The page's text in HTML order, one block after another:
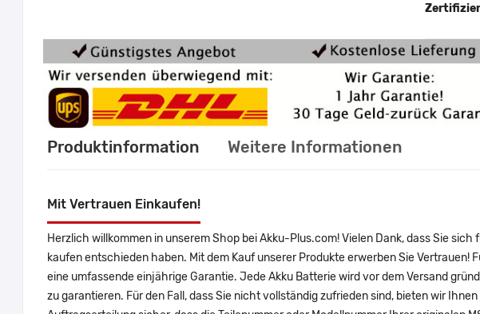
Produktinformation Weitere Informationen
Mit Vertrauen Einkaufen!
Herzlich willkommen in unserem Shop bei Akku-Plus.com! Vielen Dank, dass Sie
kaufen entschieden haben. Mit dem Kauf unserer Produkte erwerben Sie Vertrauen!
eine umfassende einjährige Garantie. Jede Akku Batterie wird vor dem Versand
zu garantieren. Für den Fall, dass Sie nicht vollständig zufrieden sind, bieten wir